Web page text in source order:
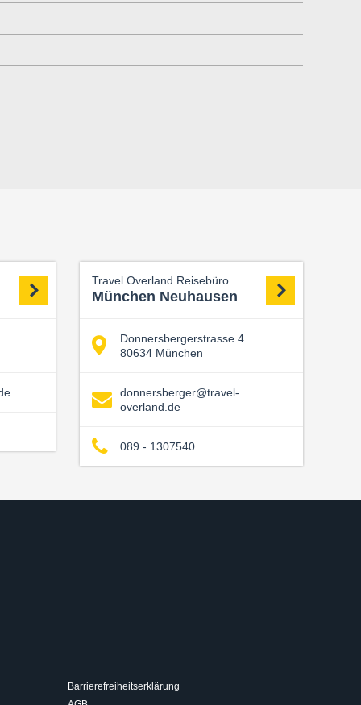
Travel Overland Reisebüro
München Neuhausen
Donnersbergerstrasse 4
80634 München
donnersberger@travel-
overland.de
089 - 1307540
Barrierefreiheitserklärung